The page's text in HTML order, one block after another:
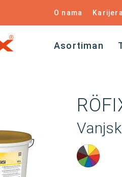
O nama Karijera
Asortiman